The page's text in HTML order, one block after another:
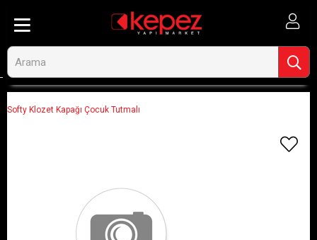
Softy Klozet Kapağı Çocuk Tutmalı